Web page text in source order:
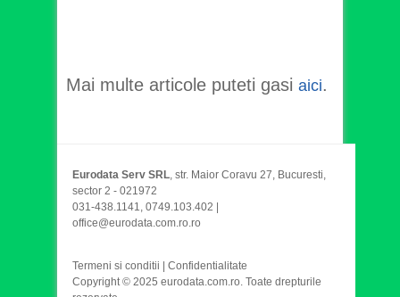
Mai multe articole puteti gasi aici.
Eurodata Serv SRL, str. Maior Coravu 27, Bucuresti,
sector 2 - 021972
031-438.1141, 0749.103.402 |
office@eurodata.com.ro.ro
Termeni si conditii | Confidentialitate
Copyright © 2025 eurodata.com.ro. Toate drepturile